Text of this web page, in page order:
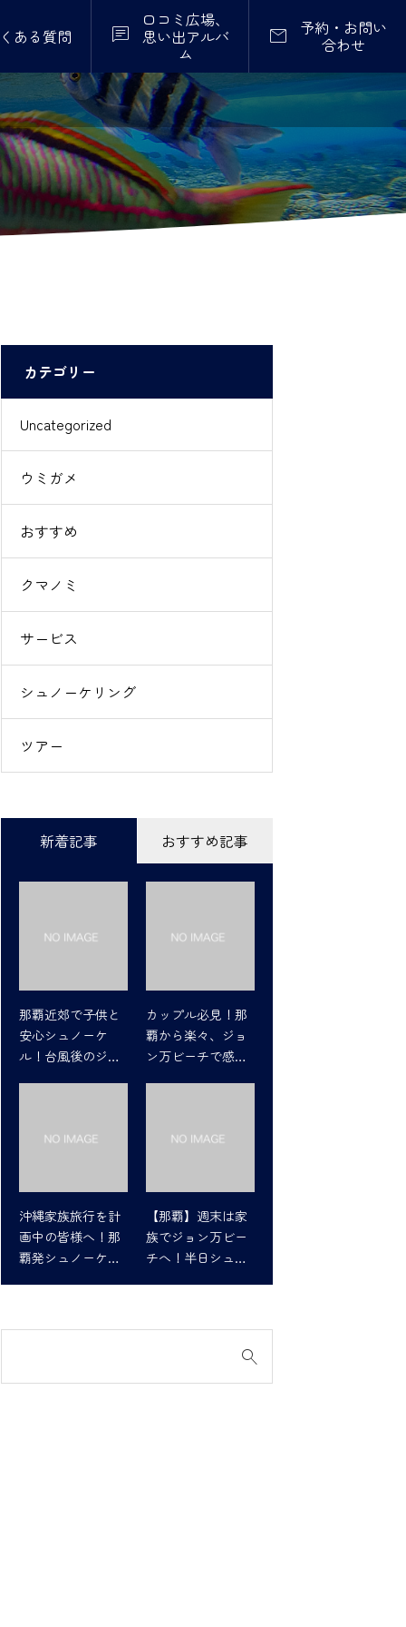
ある質問 
口コミ広場、
思い出アルバ
ム
 予約・お問い
合わせ
カテゴリー
Uncategorized
ウミガメ
おすすめ
クマノミ
サービス
シュノーケリング
ツアー
新着記事 おすすめ記事
那覇近郊で子供と
安心シュノーケ
ル！台風後のジョ
カップル必見！那
覇から楽々、ジョ
ン万ビーチで感動
沖縄家族旅行を計
画中の皆様へ！那
覇発シュノーケリ
【那覇】週末は家
族でジョン万ビー
チへ！半日シュノ